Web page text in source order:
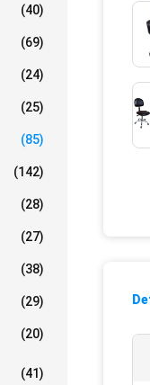
(40)
(69)
(24)
(25)
(85)
(142)
(28)
(27)
(38)
(29)
(20)
(41)